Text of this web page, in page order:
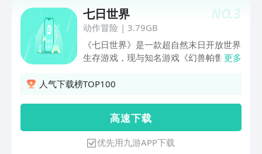
NO.3
七日世界
动作冒险 | 3.79GB
《七日世界》是一款超自然末日开放世界
生存游戏，现与知名游戏《幻兽帕鲁》火
鲁穿越来到奈科特大陆，陪伴超越者冒
鲁或其他异常物，通过全新视角开展末日
求生之旅。 联动专属地图“乐园岛”惊喜上
线，快来上岛集合一同狂欢，领取联动帕
鲁、外观等海量福利吧！
更多
人气下载榜TOP100
高 速 下 载
优先用九游APP下载